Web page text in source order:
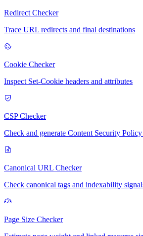
Redirect Checker
Trace URL redirects and final destinations
Cookie Checker
Inspect Set-Cookie headers and attributes
CSP Checker
Check and generate Content Security Policy
Canonical URL Checker
Check canonical tags and indexability
Page Size Checker